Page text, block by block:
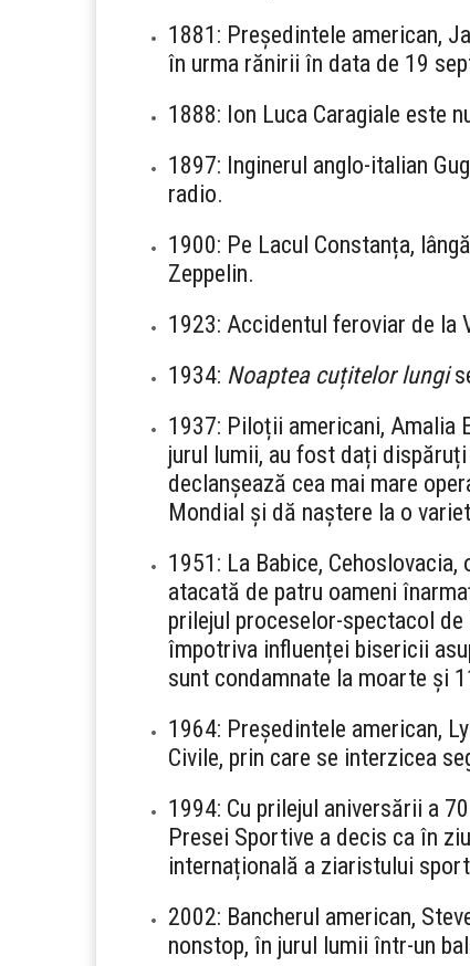
1881: Președintele american,
în urma rănirii în data de 19
1888: Ion Luca Caragiale este
1897: Inginerul anglo-italian
radio.
1900: Pe Lacul Constanța,
Zeppelin.
1923: Accidentul feroviar de la
1934: Noaptea cuțitelor lungi
1937: Piloții americani, Amalia
jurul lumii, au fost dați
declanșează cea mai mare
Mondial și dă naștere la o
1951: La Babice,
atacată de patru oameni
prilejul proceselor-spectacol
împotriva influenței bisericii
sunt condamnate la moarte și
1964: Președintele american,
Civile, prin care se interzicea
1994: Cu prilejul aniversării a
Presei Sportive a decis ca în
internațională a ziaristului
2002: Bancherul american,
nonstop, în jurul lumii într-un